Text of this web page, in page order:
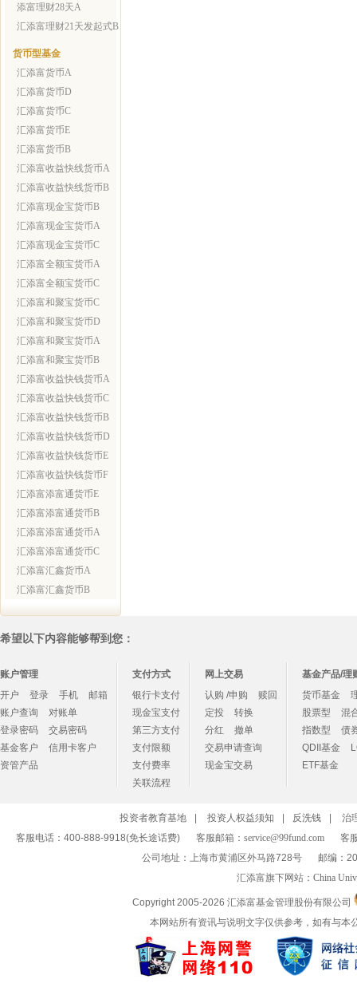
添富理财28天A
汇添富理财21天发起式B
货币型基金
汇添富货币A
汇添富货币D
汇添富货币C
汇添富货币E
汇添富货币B
汇添富收益快线货币A
汇添富收益快线货币B
汇添富现金宝货币B
汇添富现金宝货币A
汇添富现金宝货币C
汇添富全额宝货币A
汇添富全额宝货币C
汇添富和聚宝货币C
汇添富和聚宝货币D
汇添富和聚宝货币A
汇添富和聚宝货币B
汇添富收益快钱货币A
汇添富收益快钱货币C
汇添富收益快钱货币B
汇添富收益快钱货币D
汇添富收益快钱货币E
汇添富收益快钱货币F
汇添富添富通货币E
汇添富添富通货币B
汇添富添富通货币A
汇添富添富通货币C
汇添富汇鑫货币A
汇添富汇鑫货币B
希望以下内容能够帮到您：
账户管理
开户
登录 手机
邮箱
账户查询
对账单
登录密码
交易密码
基金客户
信用卡客户
资管产品
支付方式
银行卡支付
现金宝支付
第三方支付
支付限额
支付费率
关联流程
网上交易
认购 /申购
赎回
定投
转换
分红
撤单
交易申请查询
现金宝交易
基金产品/理
货币基金
股票型
混
指数型
债
QDII基金
ETF基金
投资者教育基地 投资人权益须知 反洗钱
治
客服电话：400-888-9918(免长途话费)
客服邮箱： service@99fund.com
客
公司地址：上海市黄浦区外马路728号
邮编：
汇添富旗下网站： China
Copyright 2005-2026 汇添富基金管理股份有限公司
本网站所有资讯与说明文字仅供参考，如有与本